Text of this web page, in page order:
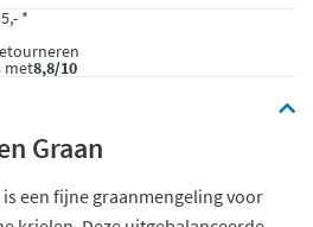
*
met8,8/10
Graan
een fijne graanmengeling voor